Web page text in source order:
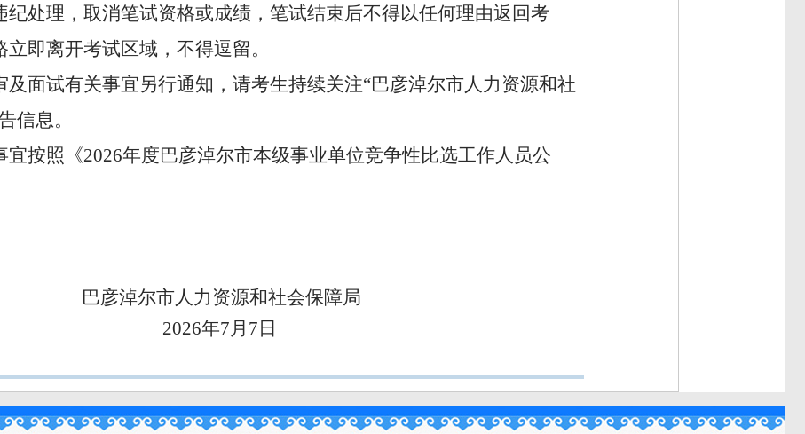
纪处理，取消笔试资格或成绩， 笔试结束后不得以任何理由返回考
立即离开考试区域，不得逗留。
及面试有关事宜另行通知，请考生持续关注“巴彦淖尔市人力资源和社
信息。
宜按照《2026年度巴彦淖尔市本级事业单位竞争性比选工作人员公
巴彦淖尔市人力资源和社会保障局
2026年7月 7 日